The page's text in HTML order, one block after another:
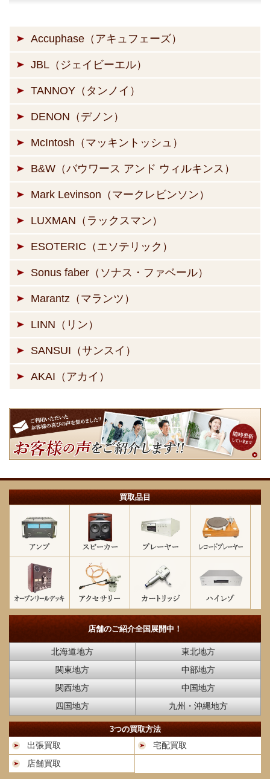
Accuphase（アキュフェーズ）
JBL（ジェイビーエル）
TANNOY（タンノイ）
DENON（デノン）
McIntosh（マッキントッシュ）
B&W（バウワース アンド ウィルキンス）
Mark Levinson（マークレビンソン）
LUXMAN（ラックスマン）
ESOTERIC（エソテリック）
Sonus faber（ソナス・ファベール）
Marantz（マランツ）
LINN（リン）
SANSUI（サンスイ）
AKAI（アカイ）
買取品目
店舗のご紹介全国展開中！
北海道地方
東北地方
関東地方
中部地方
関西地方
中国地方
四国地方
九州・沖縄地方
3つの買取方法
出張買取
宅配買取
店舗買取